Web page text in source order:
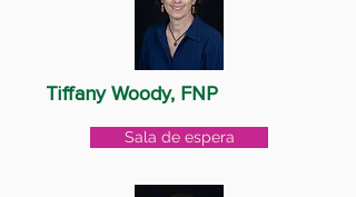
Tiffany Woody, FNP
Sala de espera